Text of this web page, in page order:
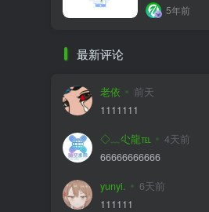
5年前
最新评论
老依 前天
1111111
◇﹏尐龍℡ 4天前
66666666666
yunyi. 6天前
111111